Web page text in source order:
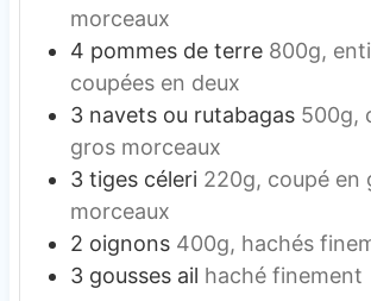
morceaux
4 pommes de terre 800g,
coupées en deux
3 navets ou rutabagas 500g,
gros morceaux
3 tiges céleri 220g, coupé en
morceaux
2 oignons 400g, hachés
3 gousses ail haché finement